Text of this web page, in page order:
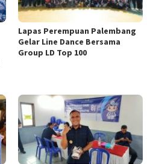
Lapas Perempuan Palembang
Gelar Line Dance Bersama
Group LD Top 100